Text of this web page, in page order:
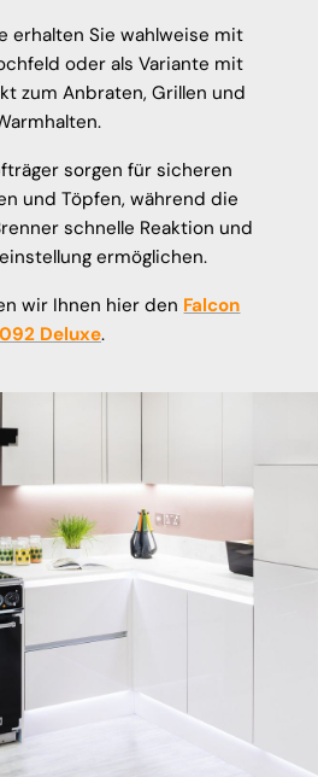
erhalten Sie wahlweise mit
oder als Variante mit
zum Anbraten, Grillen und
sorgen für sicheren
und Töpfen, während die
schnelle Reaktion und
ermöglichen.
wir Ihnen hier den Falcon
Deluxe.